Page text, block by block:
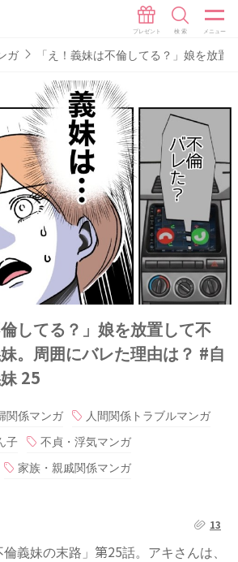
ガ 「え！義妹は不倫してる？」娘を放
倫してる？」娘を放置して不
。周囲にバレた理由は？ #自
25
関係マンガ
人間関係トラブルマンガ
子
不貞・浮気マンガ
家族・親戚関係マンガ
13
義妹の末路」第25話。アキさんは、